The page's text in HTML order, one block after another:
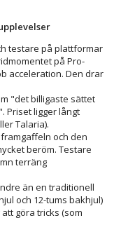
testare på plattformar
på Pro-
acceleration. Den drar
"det billigaste sättet
Priset ligger långt
Talaria).
och den
beröm. Testare
terräng
än en traditionell
och 12-tums bakhjul)
göra tricks (som